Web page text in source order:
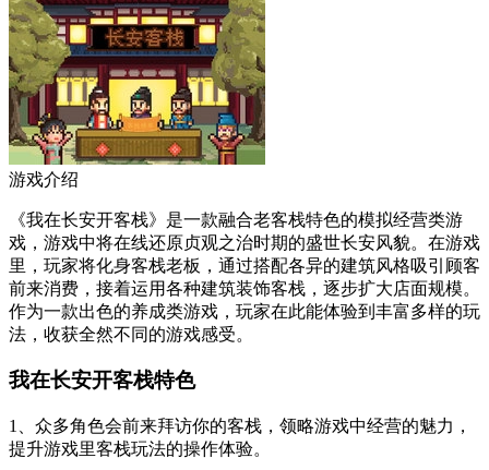
游戏介绍
《我在长安开客栈》是一款融合老客栈特色的模拟经营类游
戏，游戏中将在线还原贞观之治时期的盛世长安风貌。在游戏
里，玩家将化身客栈老板，通过搭配各异的建筑风格吸引顾客
前来消费，接着运用各种建筑装饰客栈，逐步扩大店面规模。
作为一款出色的养成类游戏，玩家在此能体验到丰富多样的玩
法，收获全然不同的游戏感受。
我在长安开客栈特色
1、众多角色会前来拜访你的客栈，领略游戏中经营的魅力，
提升游戏里客栈玩法的操作体验。